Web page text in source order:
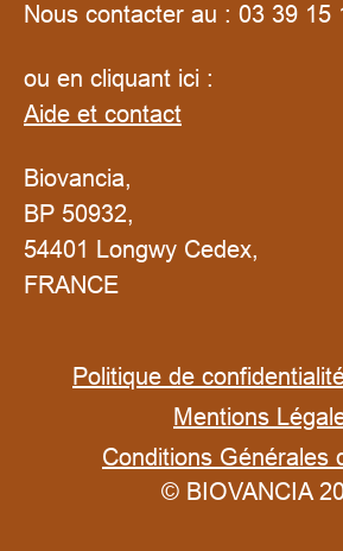
Nous contacter au : 03 39 15
ou en cliquant ici :
Aide et contact
Biovancia,
BP 50932,
54401 Longwy Cedex,
FRANCE
Politique de
Mentions
Conditions Générales
© BIOVANCIA